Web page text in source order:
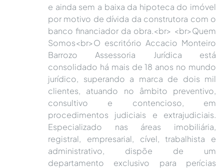
e ainda sem a baixa da hipoteca do imóvel
por motivo de dívida da construtora com o
banco financiador da obra.<br> <br>Quem
Somos<br>O escritório Accacio Monteiro
Barrozo Assessoria Jurídica está
consolidado há mais de 18 anos no mundo
jurídico, superando a marca de dois mil
clientes, atuando no âmbito preventivo,
consultivo e contencioso, em
procedimentos judiciais e extrajudiciais.
Especializado nas áreas imobiliária,
registral, empresarial, cível, trabalhista e
administrativo, dispõe de um
departamento exclusivo para perícias